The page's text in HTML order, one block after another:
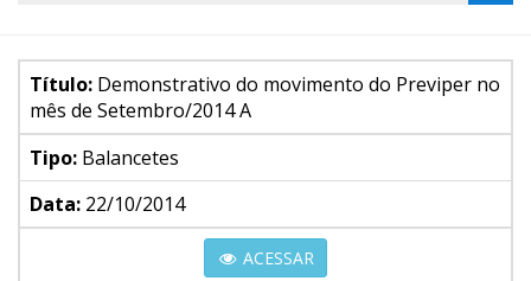
Título: Demonstrativo do movimento do Previper no
mês de Setembro/2014 A
Tipo: Balancetes
Data: 22/10/2014
ACESSAR